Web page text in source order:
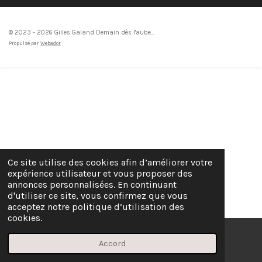
Ce site utilise des cookies afin d’améliorer votre
expérience utilisateur et vous proposer des
annonces personnalisées. En continuant
d'utiliser ce site, vous confirmez que vous
acceptez notre politique d’utilisation des
cookies.
Accord
© 2023 - 2026 Gilles Galand Demain dès l'aube...
Propulsé par Webador
E-mail